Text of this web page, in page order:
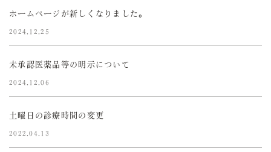
ホームページが新しくなりました。
2024.12.25
未承認医薬品等の明示について
2024.12.06
土曜日の診療時間の変更
2022.04.13